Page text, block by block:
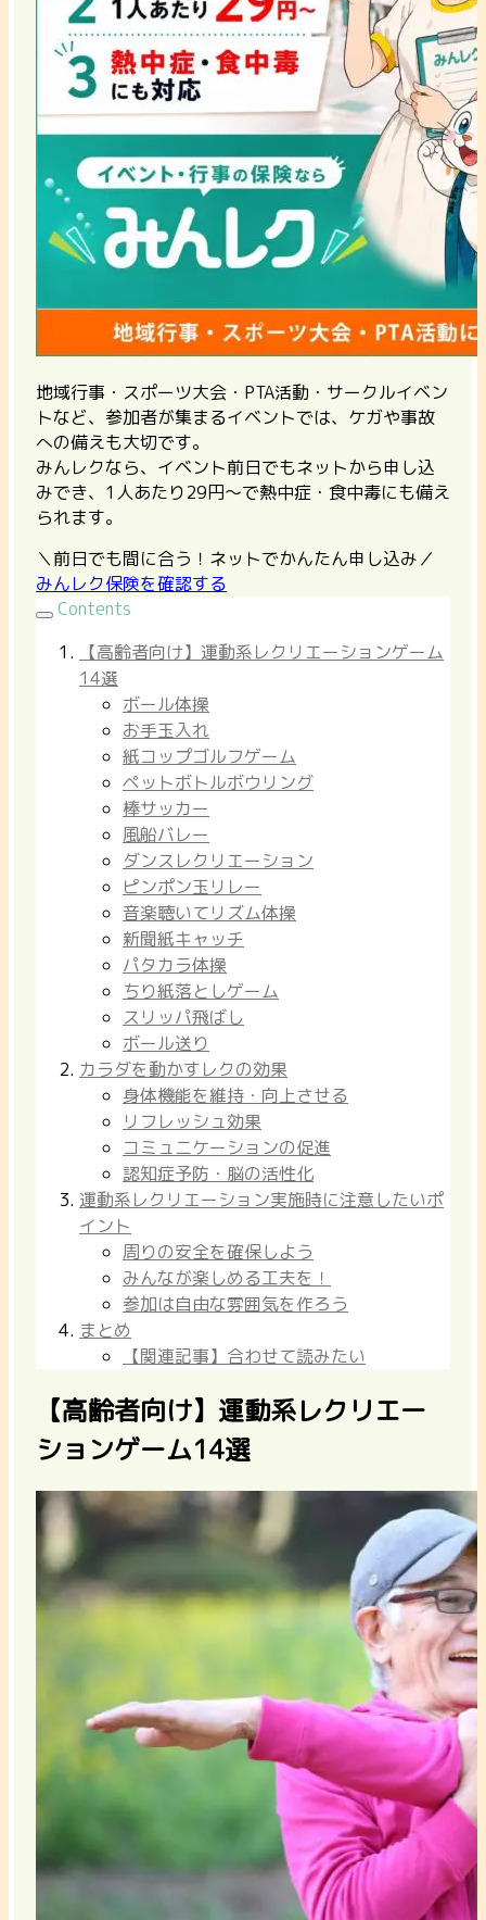
地域行事・スポーツ大会・PTA活動・サークルイベン
トなど、参加者が集まるイベントでは、ケガや事故
への備えも大切です。
みんレクなら、イベント前日でもネットから申し込
みでき、1人あたり29円〜で熱中症・食中毒にも備え
られます。
＼前日でも間に合う！ネットでかんたん申し込み／
みんレク保険を確認する
Contents
【高齢者向け】運動系レクリエーションゲーム
14選
ボール体操
お手玉入れ
紙コップゴルフゲーム
ペットボトルボウリング
棒サッカー
風船バレー
ダンスレクリエーション
ピンポン玉リレー
音楽聴いてリズム体操
新聞紙キャッチ
パタカラ体操
ちり紙落としゲーム
スリッパ飛ばし
ボール送り
カラダを動かすレクの効果
身体機能を維持・向上させる
リフレッシュ効果
コミュニケーションの促進
認知症予防・脳の活性化
運動系レクリエーション実施時に注意したいポ
イント
周りの安全を確保しよう
みんなが楽しめる工夫を！
参加は自由な雰囲気を作ろう
まとめ
【関連記事】合わせて読みたい
【高齢者向け】運動系レクリエー
ションゲーム14選